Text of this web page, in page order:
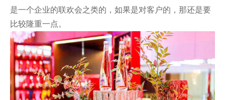
是一个企业的联欢会之类的，如果是对客户的，那还是要
比较隆重一点。